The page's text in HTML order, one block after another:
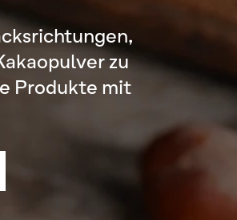
zu
Produkte mit